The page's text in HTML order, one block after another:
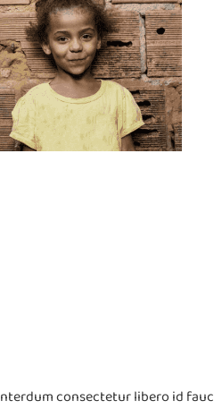
consectetur libero id